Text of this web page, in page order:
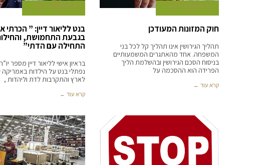
17 באוקטובר 2017
חוק המזונות המעודכן
תהליך הגירושין אינו תהליך קל לכל בני
המשפחה. אחד מהאתגרים המשמעותיים
בניסוח הסכם הגירושין ובהשלמת הליך
הפרידה הוא ההסכמה על
קרא עוד ←
16 באוקטובר 2017
בנט לליאור דיין: ”
בגבעת התחמושת,
התחילה עם הדתי”
בראיון אישי לליאור דיין מספר
נפתלי בנט על הילדות
לארץ והתקרבות לדת וליהדות ,
קרא עוד ←